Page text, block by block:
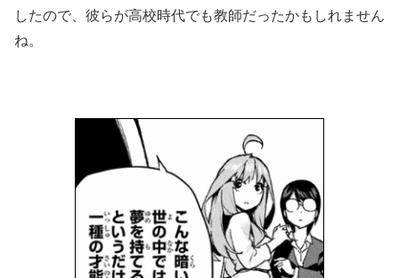
したので、彼らが高校時代でも教師だったかもしれません
ね。